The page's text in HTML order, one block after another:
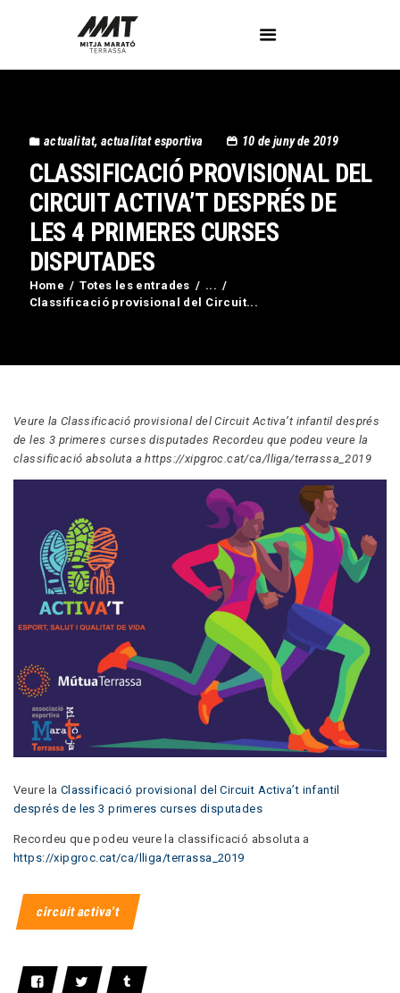
actualitat, actualitat esportiva 10 de juny de 2019
CLASSIFICACIÓ PROVISIONAL DEL
CIRCUIT ACTIVA’T DESPRÉS DE
LES 4 PRIMERES CURSES
DISPUTADES
Home Totes les entrades
...
Classificació provisional del Circuit...
Voluntaris
Circuit Activa’t
Imatges
Curses
Blog
Contactar
Veure la Classificació provisional del Circuit Activa’t infantil després
de les 3 primeres curses disputades Recordeu que podeu veure la
classificació absoluta a https://xipgroc.cat/ca/lliga/terrassa_2019
Veure la Classificació provisional del Circuit Activa’t infantil
després de les 3 primeres curses disputades
Recordeu que podeu veure la classificació absoluta a
https://xipgroc.cat/ca/lliga/terrassa_2019
circuit activa't